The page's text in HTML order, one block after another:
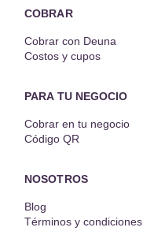
COBRAR
Cobrar con Deuna
Costos y cupos
PARA TU NEGOCIO
Cobrar en tu negocio
Código QR
NOSOTROS
Blog
Términos y condiciones